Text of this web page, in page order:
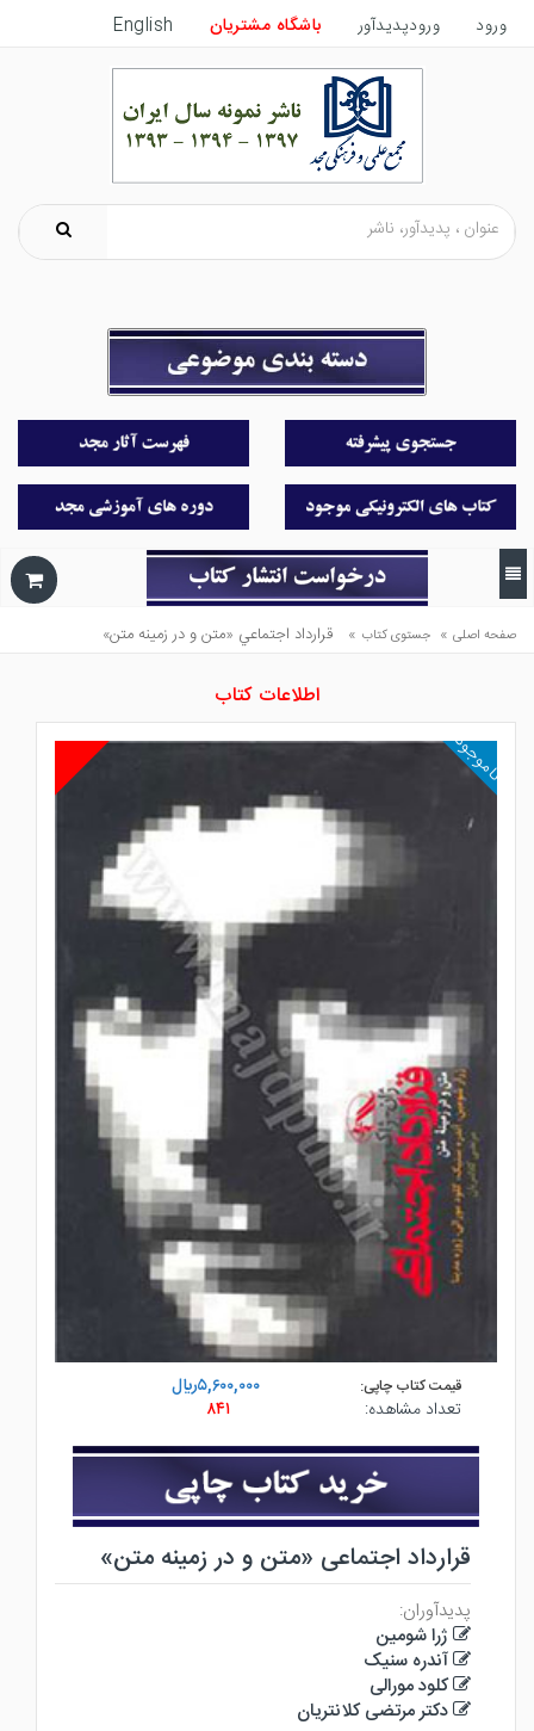
ورود ورودپدیدآور باشگاه مشتریان English
صفحه اصلی » جستوی کتاب » قرارداد اجتماعي «متن و در زمينه متن»
اطلاعات کتاب
ناموجود
قیمت کتاب چاپی:
۵,۶۰۰,۰۰۰ريال
تعداد مشاهده:
۸۴۱
قرارداد اجتماعی «متن و در زمینه متن»
پدیدآوران:
ژرا شومین
آندره سنیک
کلود مورالی
دکتر مرتضی کلانتریان